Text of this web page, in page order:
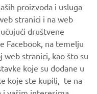
biste saznali kako
o Zaštiti Privatnosti
proizvoda i usluga
stranici i na web
društvene
Facebook, na temelju
web stranici, kao što su
koje su dodane u
koje ste kupili, te na